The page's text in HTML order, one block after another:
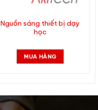
Nguồn sáng thiết bị dạy
học
MUA HÀNG